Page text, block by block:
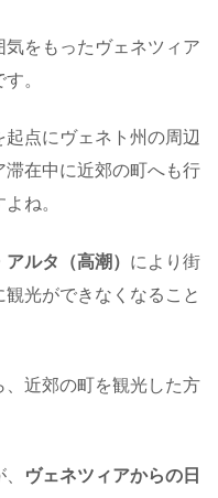
をもったヴェネツィア
。
点にヴェネト州の周辺
在中に近郊の町へも行
ね。
ルタ（高潮） により街
光ができなくなること
近郊の町を観光した方
ヴェネツィアからの日